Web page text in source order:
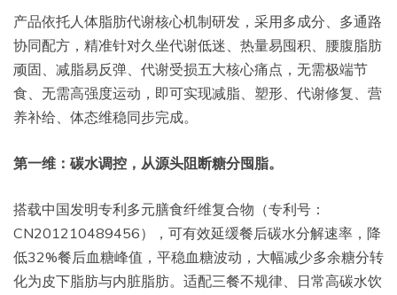
产品依托人体脂肪代谢核心机制研发，采用多成分、多通路
协同配方，精准针对久坐代谢低迷、热量易囤积、腰腹脂肪
顽固、减脂易反弹、代谢受损五大核心痛点，无需极端节
食、无需高强度运动，即可实现减脂、塑形、代谢修复、营
养补给、体态维稳同步完成。
第一维：碳水调控，从源头阻断糖分囤脂。
搭载中国发明专利多元膳食纤维复合物（专利号：
CN201210489456），可有效延缓餐后碳水分解速率，降
低32%餐后血糖峰值，平稳血糖波动，大幅减少多余糖分转
化为皮下脂肪与内脏脂肪。适配三餐不规律、日常高碳水饮